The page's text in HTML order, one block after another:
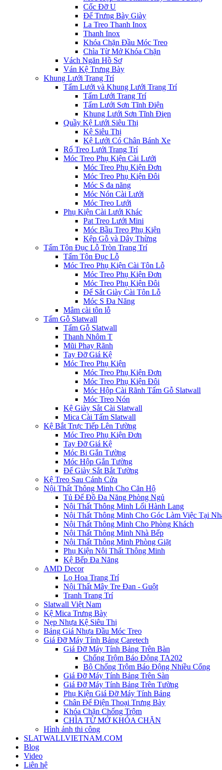
Cốc Đỡ U
Đế Trưng Bày Giày
La Treo Thanh Inox
Thanh Inox
Khóa Chặn Đầu Móc Treo
Chìa Từ Mở Khóa Chặn
Vách Ngăn Hồ Sơ
Ván Kệ Trưng Bày
Khung Lưới Trang Trí
Tấm Lưới và Khung Lưới Trang Trí
Tấm Lưới Trang Trí
Tấm Lưới Sơn Tĩnh Điện
Khung Lưới Sơn Tĩnh Điẹn
Quầy Kệ Lưới Siêu Thị
Kệ Siêu Thị
Kệ Lưới Có Chân Bánh Xe
Rổ Treo Lưới Trang Trí
Móc Treo Phụ Kiện Cài Lưới
Móc Treo Phụ Kiện Đơn
Móc Treo Phụ Kiện Đôi
Móc S đa năng
Móc Nón Cài Lưới
Móc Treo Lưới
Phụ Kiện Cài Lưới Khác
Pat Treo Lưới Mini
Móc Bầu Treo Phụ Kiện
Kệp Gỗ và Dây Thừng
Tấm Tôn Đục Lỗ Tròn Trang Trí
Tấm Tôn Đục Lỗ
Móc Treo Phụ Kiện Cài Tôn Lỗ
Móc Treo Phụ Kiện Đơn
Móc Treo Phụ Kiện Đôi
Đế Sắt Giày Cài Tôn Lỗ
Móc S Đa Năng
Mâm cài tôn lỗ
Tấm Gỗ Slatwall
Tấm Gỗ Slatwall
Thanh Nhôm T
Mũi Phay Rãnh
Tay Đỡ Giá Kệ
Móc Treo Phụ Kiện
Móc Treo Phụ Kiện Đơn
Móc Treo Phụ Kiện Đôi
Móc Hộp Cài Rãnh Tấm Gỗ Slatwall
Móc Treo Nón
Kệ Giày Sắt Cài Slatwall
Mica Cài Tấm Slatwall
Kệ Bắt Trực Tiếp Lên Tường
Móc Treo Phụ Kiện Đơn
Tay Đỡ Giá Kệ
Móc Bi Gắn Tường
Móc Hộp Gắn Tường
Đế Giày Sắt Bắt Tường
Kệ Treo Sau Cánh Cửa
Nội Thất Thông Minh Cho Căn Hộ
Tủ Để Đồ Đa Năng Phòng Ngủ
Nội Thất Thông Minh Lối Hành Lang
Nội Thất Thông Minh Cho Góc Làm Việc Tại
Nội Thất Thông Minh Cho Phòng Khách
Nội Thất Thông Minh Nhà Bếp
Nội Thất Thông Minh Phòng Giặt
Phụ Kiện Nội Thất Thông Minh
Kệ Bếp Đa Năng
AMD Decor
Lọ Hoa Trang Trí
Nội Thất Mây Tre Đan - Guột
Tranh Trang Trí
Slatwall Việt Nam
Kệ Mica Trưng Bày
Nẹp Nhựa Kệ Siêu Thị
Bảng Giá Nhựa Đầu Móc Treo
Giá Đỡ Máy Tính Bảng Caretech
Giá Đỡ Máy Tính Bảng Trên Bàn
Chống Trộm Báo Động TA202
Bộ Chống Trộm Báo Động Nhiều Cổng
Giá Đỡ Máy Tính Bảng Trên Sàn
Giá Đỡ Máy Tính Bảng Trên Tường
Phụ Kiện Giá Đỡ Máy Tính Bảng
Chân Đế Điện Thoại Trưng Bày
Khóa Chặn Chống Trộm
CHÌA TỪ MỞ KHÓA CHẶN
Hình ảnh thi công
SLATWALLVIETNAM.COM
Blog
Video
Liên hệ